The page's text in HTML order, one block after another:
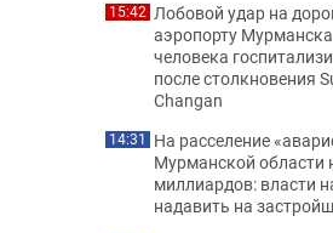
15:42 Лобовой удар на
аэропорту
человека
после столкновения
Changan
14:31 На расселение
Мурманской области
миллиардов: власти
надавить на